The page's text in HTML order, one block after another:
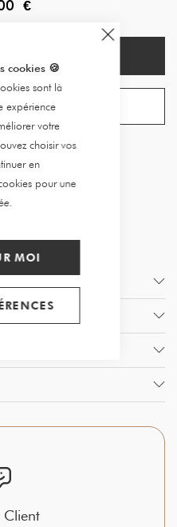
cookies 🍪
sont là
expérience
votre
choisir vos
en
pour une
MOI
€
ALERTE
Client